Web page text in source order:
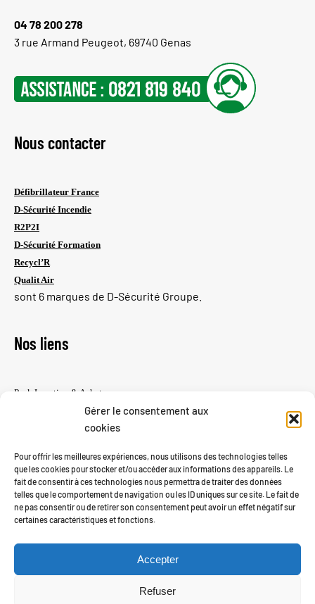
Gérer le consentement aux
cookies
Pour offrir les meilleures expériences, nous utilisons des technologies telles
que les cookies pour stocker et/ou accéder aux informations des appareils. Le
fait de consentir à ces technologies nous permettra de traiter des données
telles que le comportement de navigation ou les ID uniques sur ce site. Le fait de
ne pas consentir ou de retirer son consentement peut avoir un effet négatif sur
certaines caractéristiques et fonctions.
Accepter
Refuser
04 78 200 278
3 rue Armand Peugeot, 69740 Genas
Nous contacter
Défibrillateur France
D-Sécurité Incendie
R2P2I
D-Sécurité Formation
Recycl’R
Qualit Air
sont 6 marques de D-Sécurité Groupe.
Nos liens
Pack Location & Achat
Notices d’utilisation
Mon compte